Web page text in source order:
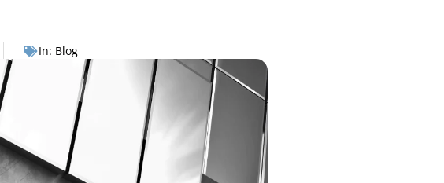
In: Blog